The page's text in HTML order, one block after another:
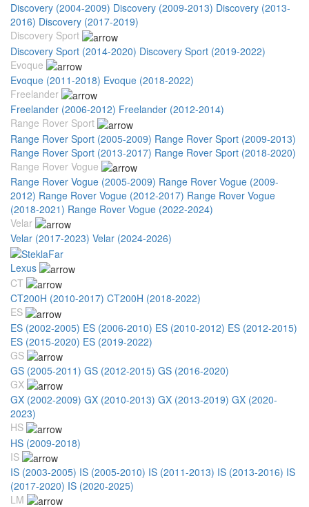
Discovery (2004-2009) Discovery (2009-2013) Discovery (2013-
2016) Discovery (2017-2019)
Discovery Sport
Discovery Sport (2014-2020) Discovery Sport (2019-2022)
Evoque
Evoque (2011-2018) Evoque (2018-2022)
Freelander
Freelander (2006-2012) Freelander (2012-2014)
Range Rover Sport
Range Rover Sport (2005-2009) Range Rover Sport (2009-2013)
Range Rover Sport (2013-2017) Range Rover Sport (2018-2020)
Range Rover Vogue
Range Rover Vogue (2005-2009) Range Rover Vogue (2009-
2012) Range Rover Vogue (2012-2017) Range Rover Vogue
(2018-2021) Range Rover Vogue (2022-2024)
Velar
Velar (2017-2023) Velar (2024-2026)
Lexus
CT
CT200H (2010-2017) CT200H (2018-2022)
ES
ES (2002-2005) ES (2006-2010) ES (2010-2012) ES (2012-2015)
ES (2015-2020) ES (2019-2022)
GS
GS (2005-2011) GS (2012-2015) GS (2016-2020)
GX
GX (2002-2009) GX (2010-2013) GX (2013-2019) GX (2020-
2023)
HS
HS (2009-2018)
IS
IS (2003-2005) IS (2005-2010) IS (2011-2013) IS (2013-2016) IS
(2017-2020) IS (2020-2025)
LM